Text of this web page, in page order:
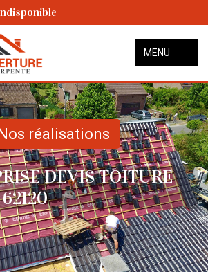
MENU
réalisations
DEVIS TOITURE